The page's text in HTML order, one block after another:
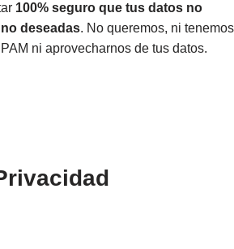
100% seguro que tus datos no
no deseadas. No queremos, ni tenemos
ni aprovecharnos de tus datos.